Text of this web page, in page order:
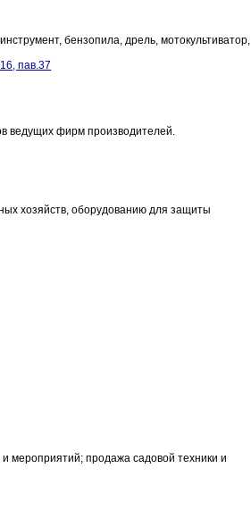
бензопила, дрель, мотокультиватор,
пав.37
ведущих фирм производителей.
хозяйств, оборудованию для защиты
мероприятий; продажа садовой техники и